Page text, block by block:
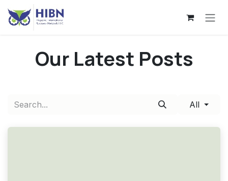
Our Latest Posts
All